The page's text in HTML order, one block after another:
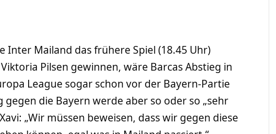
Inter Mailand das frühere Spiel (18.45 Uhr)
Pilsen gewinnen, wäre Barcas Abstieg in
League sogar schon vor der Bayern-Partie
gegen die Bayern werde aber so oder so „sehr
„Wir müssen beweisen, dass wir gegen diese